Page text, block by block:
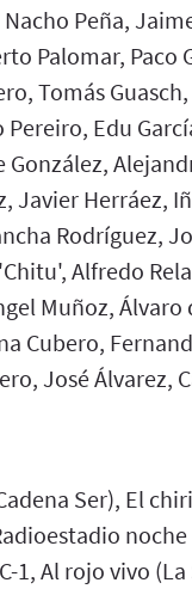
Peña,
Palomar, Paco
Tomás
Edu
Javier Herráez,
Rodríguez,
Alfredo
Muñoz, Álvaro
Cubero,
José Álvarez,
Ser), El
noche
1, Al rojo vivo